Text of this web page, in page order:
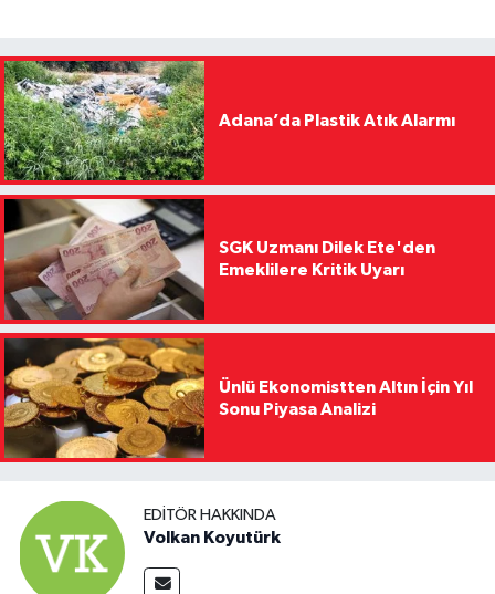
Adana’da Plastik Atık Alarmı
SGK Uzmanı Dilek Ete'den
Emeklilere Kritik Uyarı
Ünlü Ekonomistten Altın İçin Yıl
Sonu Piyasa Analizi
EDITÖR HAKKINDA
Volkan Koyutürk